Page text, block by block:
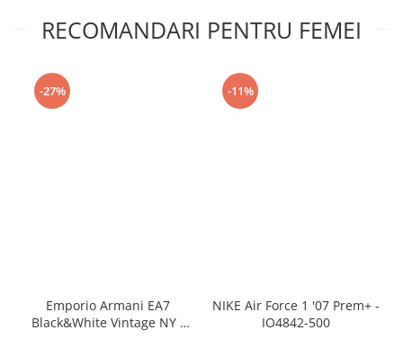
RECOMANDARI PENTRU FEMEI
-27%
Emporio Armani EA7
Black&White Vintage NY -
-11%
NIKE Air Force 1 '07 Prem+ -
IO4842-500